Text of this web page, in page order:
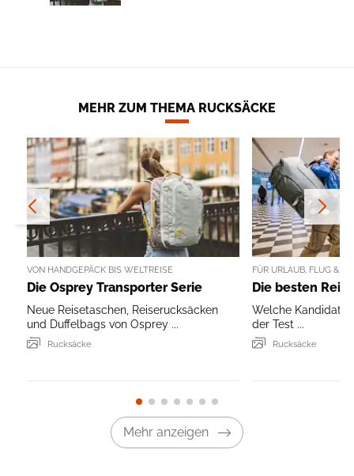
MEHR ZUM THEMA RUCKSÄCKE
VON HANDGEPÄCK BIS WELTREISE
Die Osprey Transporter Serie
Neue Reisetaschen, Reiserucksäcken
und Duffelbags von Osprey ...
Rucksäcke
FÜR URLAUB, FLUG &
Die besten
Welche
der Test ...
Rucksäcke
Mehr anzeigen